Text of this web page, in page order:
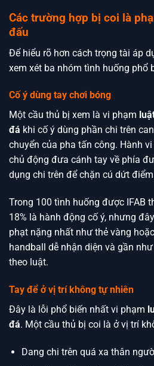
Các trường hợp bị coi là
đấu
Để hiểu rõ hơn cách trọng tài áp
xem xét ba nhóm tình huống phổ
Cố ý dùng tay chơi bóng
Một cầu thủ bị xem là vi phạm
đá khi cố ý dùng phần chi trên
chuyển của pha tấn công. Hành
chủ động đưa cánh tay về phía
dụng chi trên để chặn cú dứt
Trong 100 tình huống được IFAB
18% là hành động cố ý, nhưng
phạt nặng nhất như thẻ vàng
handball dễ nhận diện và gần
theo luật.
Tay để ở vị trí không tự nhiên
Đây là lỗi phổ biến nhất vi phạm
đá. Một cầu thủ bị coi là ở vị trí
Dang chi trên quá xa thân